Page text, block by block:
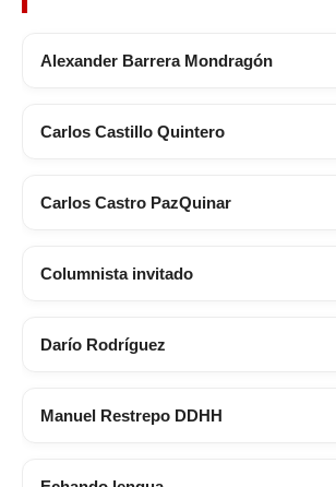
Alexander Barrera Mondragón
Carlos Castillo Quintero
Carlos Castro PazQuinar
Columnista invitado
Darío Rodríguez
Manuel Restrepo DDHH